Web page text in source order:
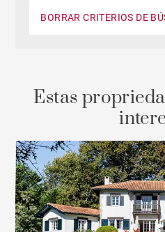
BORRAR CRITERIOS DE
Estas